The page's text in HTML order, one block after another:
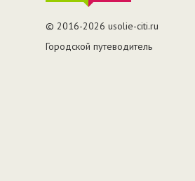
© 2016-2026 usolie-citi.ru
Городской путеводитель